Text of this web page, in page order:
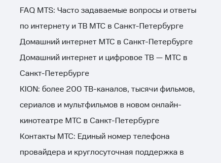
FAQ MTS: Часто задаваемые вопросы и ответы
по интернету и ТВ МТС в Санкт-Петербурге
Домашний интернет МТС в Санкт-Петербурге
Домашний интернет и цифровое ТВ — МТС в
Санкт-Петербурге
KION: более 200 ТВ-каналов, тысячи фильмов,
сериалов и мультфильмов в новом онлайн-
кинотеатре МТС в Санкт-Петербурге
Контакты МТС: Единый номер телефона
провайдера и круглосуточная поддержка в